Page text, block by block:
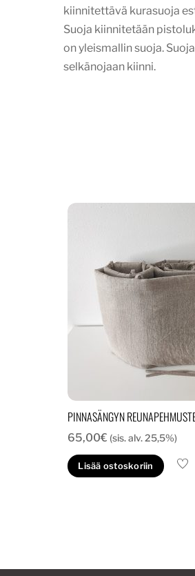
kiinnitettävä kurasuoja
Suoja kiinnitetään
on yleismallin suoja.
selkänojaan kiinni.
PINNASÄNGYN
65,00€ (sis. alv. 25,5%)
Lisää ostoskoriin